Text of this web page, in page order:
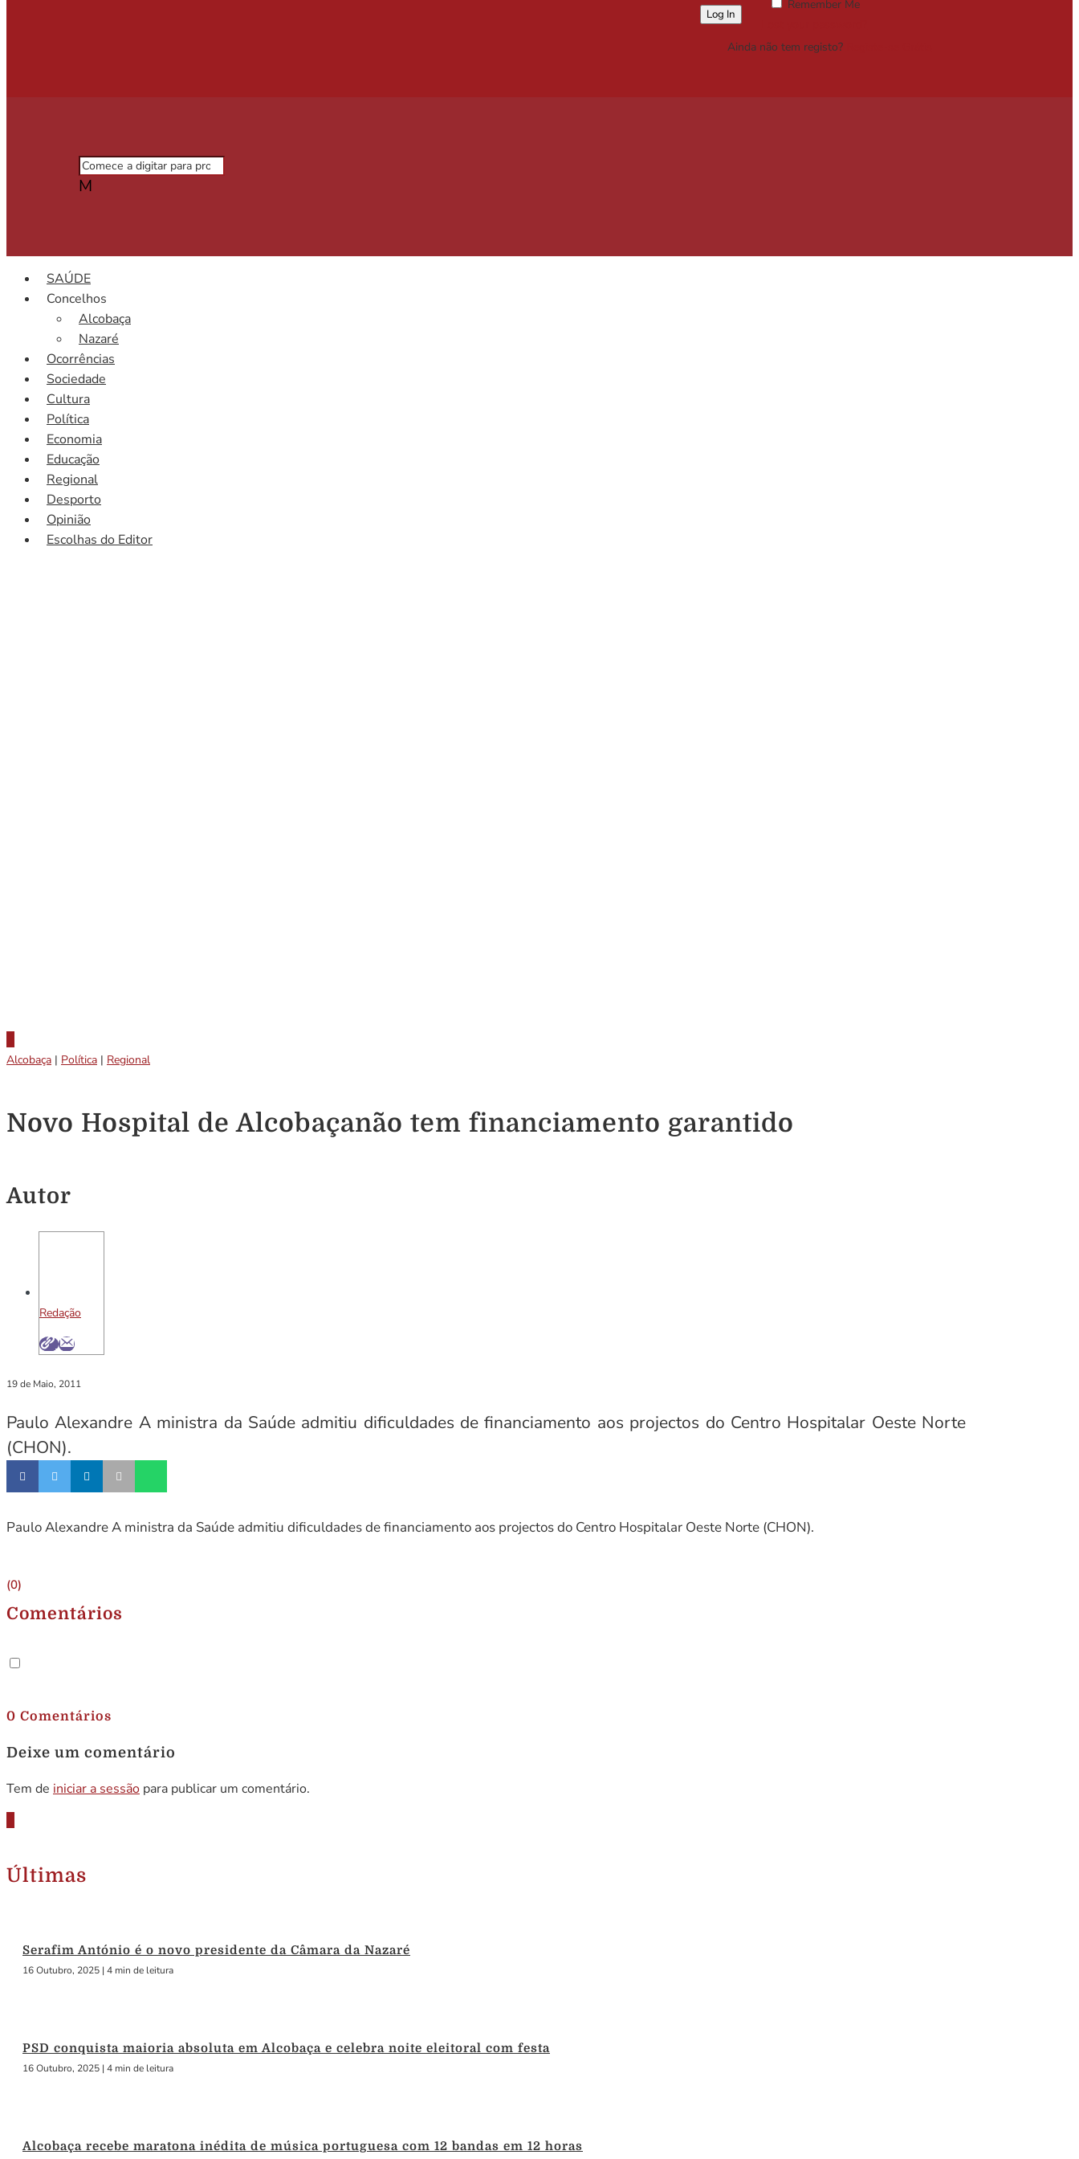
Remember Me
Ainda não tem registo?
M
SAÚDE
Concelhos
Alcobaça
Nazaré
Ocorrências
Sociedade
Cultura
Política
Economia
Educação
Regional
Desporto
Opinião
Escolhas do Editor
Alcobaça | Política | Regional
Novo Hospital de Alcobaçanão tem financiamento garantido
Autor
Redação
19 de Maio, 2011
Paulo Alexandre A ministra da Saúde admitiu dificuldades de financiamento aos projectos do Centro Hospitalar Oeste Norte
(CHON).
Paulo Alexandre A ministra da Saúde admitiu dificuldades de financiamento aos projectos do Centro Hospitalar Oeste Norte (CHON).
(0)
Comentários
0 Comentários
Deixe um comentário
Tem de iniciar a sessão para publicar um comentário.
Últimas
Serafim António é o novo presidente da Câmara da Nazaré
16 Outubro, 2025 | 4 min de leitura
PSD conquista maioria absoluta em Alcobaça e celebra noite eleitoral com festa
16 Outubro, 2025 | 4 min de leitura
Alcobaça recebe maratona inédita de música portuguesa com 12 bandas em 12 horas